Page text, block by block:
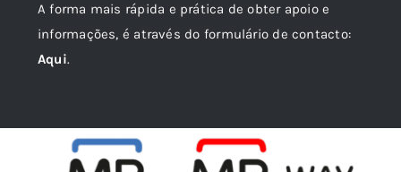
A forma mais rápida e prática de obter apoio e
informações, é através do formulário de contacto:
Aqui.